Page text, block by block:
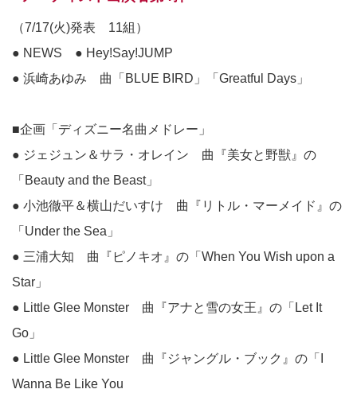
（7/17(火)発表 11組）
● NEWS ● Hey!Say!JUMP
● 浜崎あゆみ 曲「BLUE BIRD」「Greatful Days」
■企画「ディズニー名曲メドレー」
● ジェジュン＆サラ・オレイン 曲『美女と野獣』の
「Beauty and the Beast」
● 小池徹平＆横山だいすけ 曲『リトル・マーメイド』の
「Under the Sea」
● 三浦大知 曲『ピノキオ』の「When You Wish upon a
Star」
● Little Glee Monster 曲『アナと雪の女王』の「Let It
Go」
● Little Glee Monster 曲『ジャングル・ブック』の「I
Wanna Be Like You